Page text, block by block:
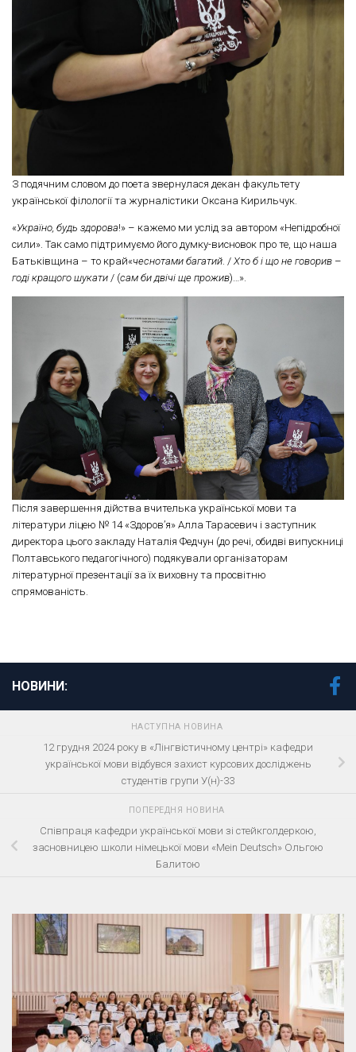
З подячним словом до поета звернулася декан факультету
української філології та журналістики Оксана Кирильчук.
«Україно, будь здорова!» – кажемо ми услід за автором «Непідробної
сили». Так само підтримуємо його думку-висновок про те, що наша
Батьківщина – то край«чеснотами багатий . / Хто б і що не говорив –
годі кращого шукати / (сам би двічі ще прожив)…».
Після завершення дійства вчителька української мови та
літератури ліцею № 14 «Здоров’я» Алла Тарасевич і заступник
директора цього закладу Наталія Федчун (до речі, обидві випускниці
Полтавського педагогічного) подякували організаторам
літературної презентації за їх виховну та просвітню
спрямованість.
НОВИНИ:
НАСТУПНА НОВИНА
12 грудня 2024 року в «Лінгвістичному центрі» кафедри
української мови відбувся захист курсових досліджень
студентів групи У(н)-33
ПОПЕРЕДНЯ НОВИНА
Співпраця кафедри української мови зі стейкголдеркою,
засновницею школи німецької мови «Mein Deutsch» Ольгою
Балитою